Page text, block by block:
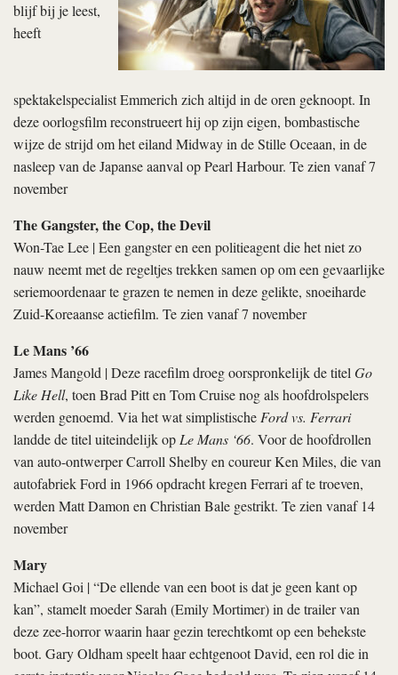
blijf bij je leest,
heeft
spektakelspecialist Emmerich zich altijd in de oren geknoopt. In
deze oorlogsfilm reconstrueert hij op zijn eigen, bombastische
wijze de strijd om het eiland Midway in de Stille Oceaan, in de
nasleep van de Japanse aanval op Pearl Harbour. Te zien vanaf 7
november
The Gangster, the Cop, the Devil
Won-Tae Lee | Een gangster en een politieagent die het niet zo
nauw neemt met de regeltjes trekken samen op om een gevaarlijke
seriemoordenaar te grazen te nemen in deze gelikte, snoeiharde
Zuid-Koreaanse actiefilm. Te zien vanaf 7 november
Le Mans ’66
James Mangold | Deze racefilm droeg oorspronkelijk de titelGo
Like Hell, toen Brad Pitt en Tom Cruise nog als hoofdrolspelers
werden genoemd. Via het wat simplistischeFord vs. Ferrari
landde de titel uiteindelijk opLe Mans ‘66. Voor de hoofdrollen
van auto-ontwerper Carroll Shelby en coureur Ken Miles, die van
autofabriek Ford in 1966 opdracht kregen Ferrari af te troeven,
werden Matt Damon en Christian Bale gestrikt. Te zien vanaf 14
november
Mary
Michael Goi | “De ellende van een boot is dat je geen kant op
kan”, stamelt moeder Sarah (Emily Mortimer) in de trailer van
deze zee-horror waarin haar gezin terechtkomt op een behekste
boot. Gary Oldham speelt haar echtgenoot David, een rol die in